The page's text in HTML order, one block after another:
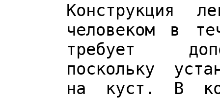
Конструкция
человеком в
требует
поскольку
на куст. В